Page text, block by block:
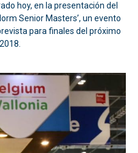
hoy, en la presentación del
Senior Masters’, un evento
para finales del próximo